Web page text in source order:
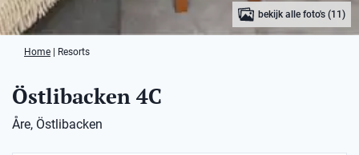
bekijk alle foto's (11)
Home Resorts
Östlibacken 4C
Åre, Östlibacken